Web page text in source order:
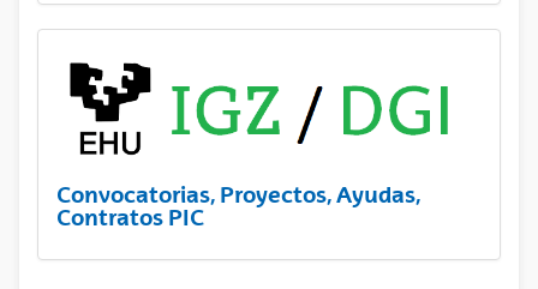
Convocatorias, Proyectos, Ayudas,
Contratos PIC